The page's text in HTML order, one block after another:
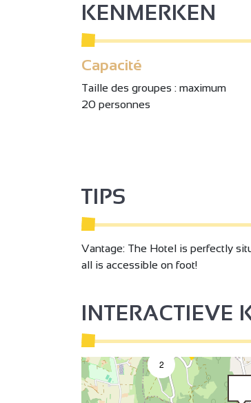
KENMERKEN
Capacité
Taille des groupes : maximum
20 personnes
TIPS
Vantage: The Hotel is perfectly
all is accessible on foot!
INTERACTIEVE
2
3